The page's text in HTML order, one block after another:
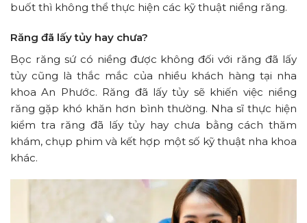
buốt thì không thể thực hiện các kỹ thuật niềng răng.
Răng đã lấy tủy hay chưa?
Bọc răng sứ có niềng được không đối với răng đã lấy
tủy cũng là thắc mắc của nhiều khách hàng tại nha
khoa An Phước. Răng đã lấy tủy sẽ khiến việc niềng
răng gặp khó khăn hơn bình thường. Nha sĩ thực hiện
kiểm tra răng đã lấy tủy hay chưa bằng cách thăm
khám, chụp phim và kết hợp một số kỹ thuật nha khoa
khác.